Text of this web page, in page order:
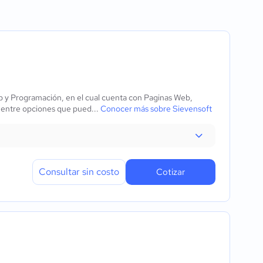
de datos
Programación, en el cual cuenta con Paginas Web,
opciones que pued... Conocer más sobre Sievensoft
Consultar sin costo Cotizar